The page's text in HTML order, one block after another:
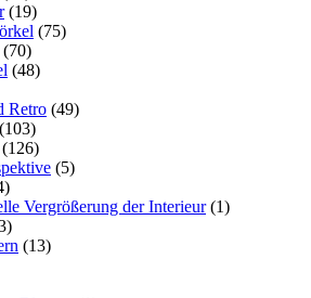
(19)
(75)
(70)
(48)
Retro (49)
(103)
(126)
(5)
Vergrößerung der Interieur (1)
(13)